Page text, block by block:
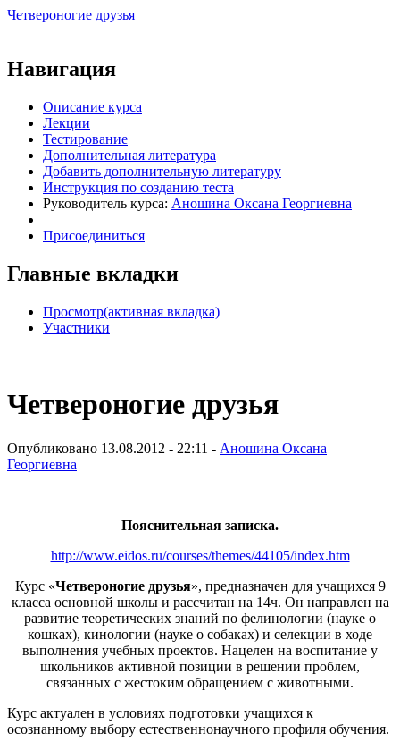
Четвероногие друзья
Навигация
Описание курса
Лекции
Тестирование
Дополнительная литература
Добавить дополнительную литературу
Инструкция по созданию теста
Руководитель курса: Аношина Оксана Георгиевна
Присоединиться
Главные вкладки
Просмотр(активная вкладка)
Участники
Четвероногие друзья
Опубликовано 13.08.2012 - 22:11 - Аношина Оксана
Георгиевна
Пояснительная записка.
http://www.eidos.ru/courses/themes/44105/index.htm
Курс «Четвероногие друзья», предназначен для учащихся 9
класса основной школы и рассчитан на 14ч. Он направлен на
развитие теоретических знаний по фелинологии (науке о
кошках), кинологии (науке о собаках) и селекции в ходе
выполнения учебных проектов. Нацелен на воспитание у
школьников активной позиции в решении проблем,
связанных с жестоким обращением с животными.
Курс актуален в условиях подготовки учащихся к
осознанному выбору естественнонаучного профиля обучения.